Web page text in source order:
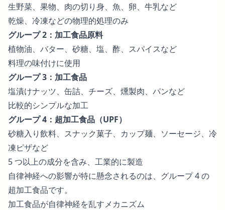
生野菜、果物、肉の切り身、魚、卵、牛乳など
乾燥、冷凍などの物理的処理のみ
グループ 2：加工食品原料
植物油、バター、砂糖、塩、酢、スパイスなど
料理の味付けに使用
グループ 3：加工食品
塩漬けナッツ、缶詰、チーズ、燻製肉、パンなど
比較的シンプルな加工
グループ 4：超加工食品（UPF）
砂糖入り飲料、スナック菓子、カップ麺、ソーセージ、冷
凍ピザなど
5 つ以上の成分を含み、工業的に製造
自律神経への影響が特に懸念されるのは、グループ 4 の
超加工食品です。
加工食品が自律神経を乱すメカニズム